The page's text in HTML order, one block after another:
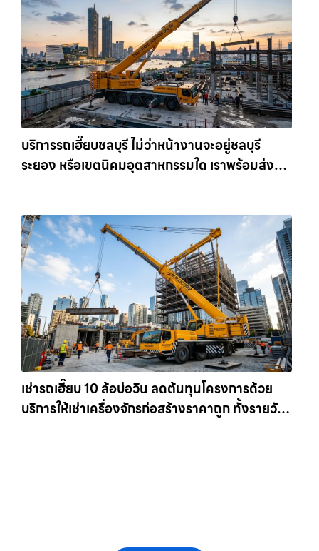
บริการรถเฮี๊ยบชลบุรี ไม่ว่าหน้างานจะอยู่ชลบุรี
ระยอง หรือเขตนิคมอุตสาหกรรมใด เราพร้อมส่งรถ
เช่ารถเฮี๊ยบ 10 ล้อบ่อวิน ลดต้นทุนโครงการด้วย
บริการให้เช่าเครื่องจักรก่อสร้างราคาถูก ทั้งรายวัน